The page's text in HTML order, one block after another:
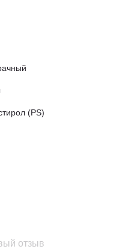
(PS)
отзыв